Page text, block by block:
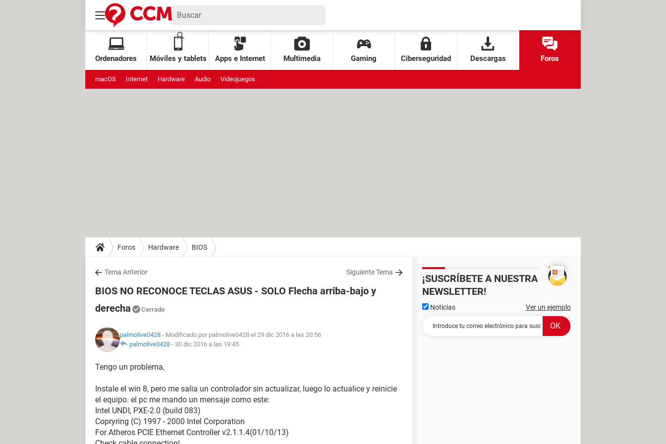
Ordenadores Móviles y tablets Apps e Internet Multimedia Gaming Ciberseguridad Descargas Foros
macOS Internet Hardware Audio Videojuegos
Foros Hardware BIOS
Tema Anterior Siguiente Tema
BIOS NO RECONOCE TECLAS ASUS - SOLO Flecha arriba-bajo y
derecha
Cerrado
palmolive0428 - Modificado por palmolive0428 el 29 dic 2016 a las 20:56
palmolive0428 - 30 dic 2016 a las 19:45
Tengo un problema,
Instale el win 8, pero me salia un controlador sin actualizar, luego lo actualice y reinicie
el equipo. el pc me mando un mensaje como este:
Intel UNDI, PXE-2.0 (build 083)
Copryring (C) 1997 - 2000 Intel Corporation
For Atheros PCIE Ethernet Controller v2.1.1.4(01/10/13)
¡SUSCRÍBETE A NUESTRA
NEWSLETTER!
Noticias Ver un ejemplo